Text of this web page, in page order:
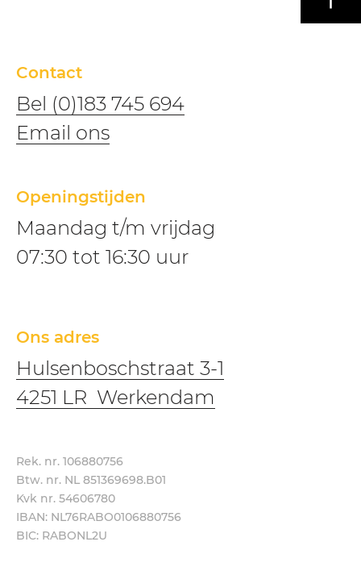
Ons adres
Hulsenboschstraat 3-1
4251 LR Werkendam
Rek. nr. 106880756
Btw. nr. NL 851369698.B01
Kvk nr. 54606780
IBAN: NL76RABO0106880756
BIC: RABONL2U
Contact
Bel (0)183 745 694
​​Email ons
Openingstijden
Maandag t/m vrijdag
07:30 tot 16:30 uur